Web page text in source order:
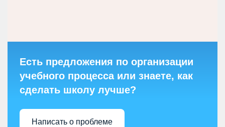
Есть предложения по организации
учебного процесса или знаете, как
сделать школу лучше?
Написать о проблеме